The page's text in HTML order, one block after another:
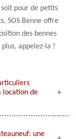
pour de petits
SOS Benne offre
des bennes
appelez-la !
location de
une